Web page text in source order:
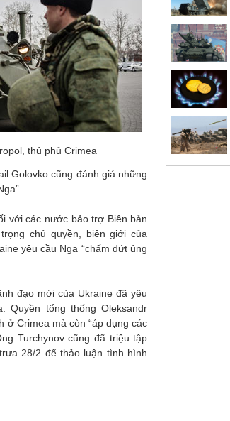
thủ phủ Crimea
Golovko cũng đánh giá những
với các nước bảo trợ Biên bản
chủ quyền, biên giới của
yêu cầu Nga “chấm dứt ủng
đạo mới của Ukraine đã yêu
tổng thống Oleksandr
ở Crimea mà còn “áp dụng các
Turchynov cũng đã triệu tập
28/2 để thảo luận tình hình